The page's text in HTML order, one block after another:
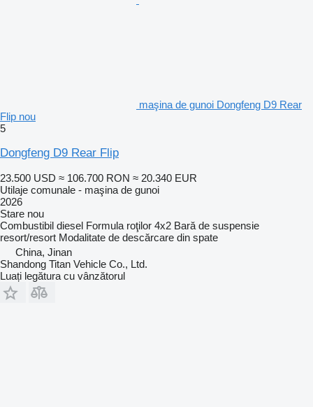
maşina de gunoi Dongfeng D9 Rear
Flip nou
5
Dongfeng D9 Rear Flip
23.500 USD ≈ 106.700 RON ≈ 20.340 EUR
Utilaje comunale - maşina de gunoi
2026
Stare nou
Combustibil diesel Formula roţilor 4x2 Bară de suspensie
resort/resort Modalitate de descărcare din spate
China, Jinan
Shandong Titan Vehicle Co., Ltd.
Luați legătura cu vânzătorul